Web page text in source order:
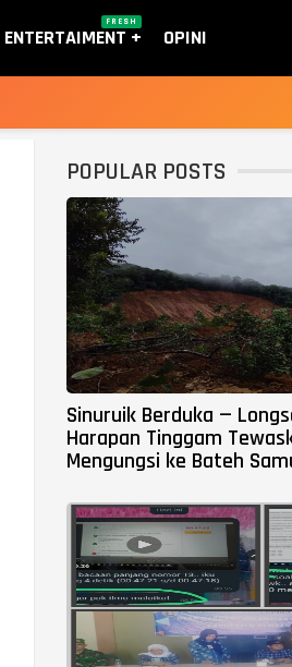
ENTERTAIMENT
FRESH
OPINI
POPULAR POSTS
Sinuruik Berduka —
Harapan Tinggam
Mengungsi ke Bateh